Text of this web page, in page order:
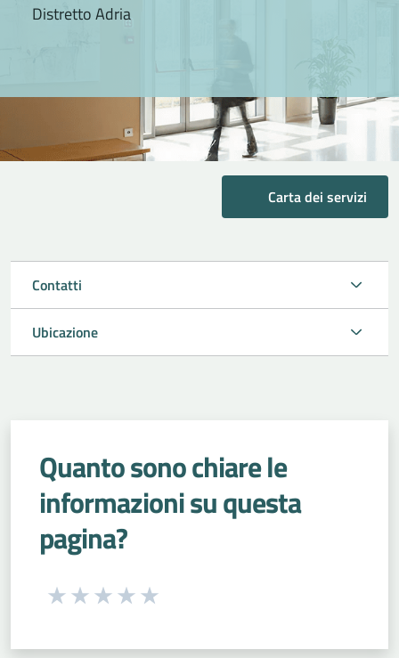
Distretto Adria
Carta dei servizi
Contatti
Ubicazione
Quanto sono chiare le
informazioni su questa
pagina?
Seleziona una valutazione da 1 a 5 stelle